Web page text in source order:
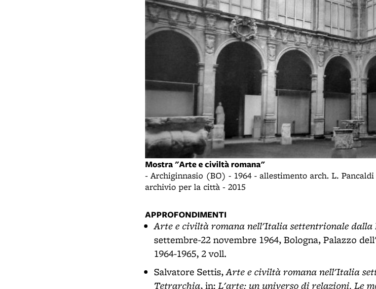
Mostra "Arte e civiltà romana"
- Archiginnasio (BO) - 1964 - allestimento arch. L.
archivio per la città - 2015
APPROFONDIMENTI
Arte e civiltà romana nell'Italia settentrionale dalla
settembre-22 novembre 1964, Bologna, Palazzo
1964-1965, 2 voll.
Salvatore Settis,Arte e civiltà romana nell'Italia
Tetrarchia, in: L'arte: un universo di relazioni. Le